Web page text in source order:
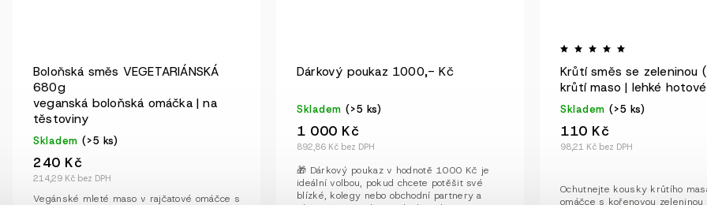
Boloňská směs VEGETARIÁNSKÁ
680g
veganská boloňská omáčka | na
těstoviny
Skladem (>5 ks)
214,29 Kč bez DPH
240 Kč
Vegánské mleté maso v rajčatové omáčce s
Dárkový poukaz 1000,- Kč
Skladem (>5 ks)
892,86 Kč bez DPH
1 000 Kč
🎁 Dárkový poukaz v hodnotě 1000 Kč je
ideální volbou, pokud chcete potěšit své
blízké, kolegy nebo obchodní partnery a
Krůtí směs se zeleninou
krůtí maso | lehké
Skladem (>5 ks)
98,21 Kč bez DPH
110 Kč
Ochutnejte kousky krůtího
omáčce s kořenovou zeleninou